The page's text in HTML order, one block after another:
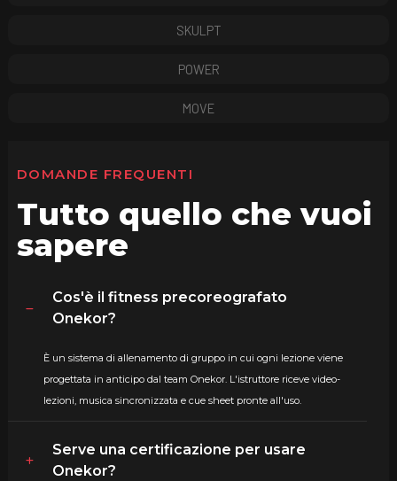
SKULPT
POWER
MOVE
DOMANDE FREQUENTI
Tutto quello che vuoi
sapere
Cos'è il fitness precoreografato
Onekor?
È un sistema di allenamento di gruppo in cui ogni lezione viene
progettata in anticipo dal team Onekor. L'istruttore riceve video-
lezioni, musica sincronizzata e cue sheet pronte all'uso.
Serve una certificazione per usare
Onekor?